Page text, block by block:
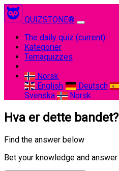
QUIZSTONE®
The daily quiz (current)
Kategorier
Temaquizzes
Norsk
English
Deutsch
Svenska
Norsk
Hva er dette bandet?
Find the answer below
Bet your knowledge and answer